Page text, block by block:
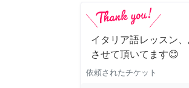
イタリア語レッスン
させて頂いてます😊
依頼されたチケット